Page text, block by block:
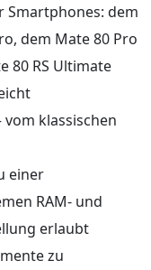
Smartphones: dem
dem Mate 80 Pro
80 RS Ultimate
klassischen
einer
RAM‑ und
erlaubt
zu